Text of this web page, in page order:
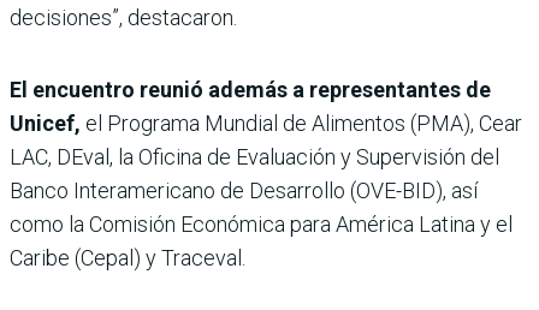
decisiones”, destacaron.
El encuentro reunió además a representantes de
Unicef, el Programa Mundial de Alimentos (PMA), Cear
LAC, DEval, la Oficina de Evaluación y Supervisión del
Banco Interamericano de Desarrollo (OVE-BID), así
como la Comisión Económica para América Latina y el
Caribe (Cepal) y Traceval.